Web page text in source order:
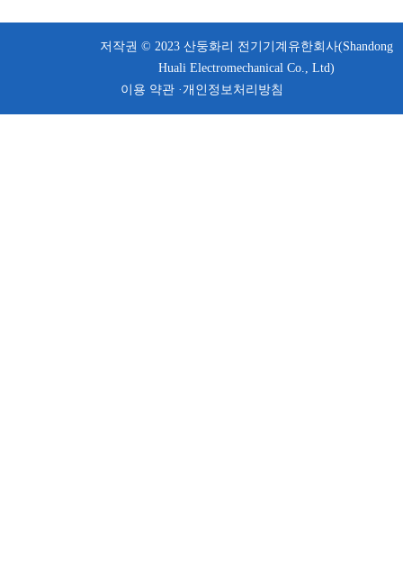
저작권 © 2023 산둥화리 전기기계유한회사(Shandong
Huali Electromechanical Co., Ltd)
이용 약관 ·개인정보처리방침